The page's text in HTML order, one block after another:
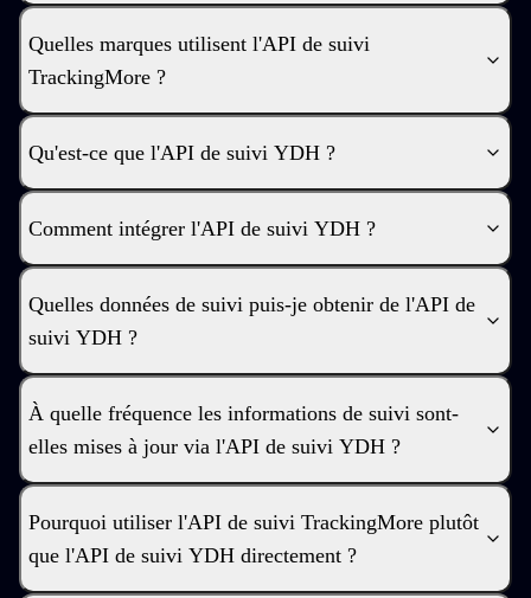
Quelles marques utilisent l'API de suivi
TrackingMore ?
Qu'est-ce que l'API de suivi YDH ?
Comment intégrer l'API de suivi YDH ?
Quelles données de suivi puis-je obtenir de l'API de
suivi YDH ?
À quelle fréquence les informations de suivi sont-
elles mises à jour via l'API de suivi YDH ?
Pourquoi utiliser l'API de suivi TrackingMore plutôt
que l'API de suivi YDH directement ?